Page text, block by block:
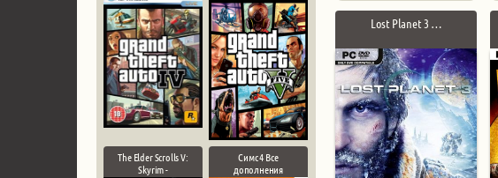
The Elder Scrolls V:
Skyrim -
Симс 4 Все
дополнения
Lost Planet 3 …